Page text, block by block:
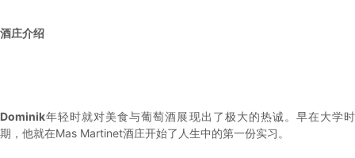
酒庄介绍
Dominik年轻时就对美食与葡萄酒展现出了极大的热诚。早在大学时
期，他就在Mas Martinet酒庄开始了人生中的第一份实习。